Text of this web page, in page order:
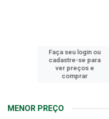
Faça seu login ou
cadastre-se para
ver preços e
comprar
MENOR PREÇO